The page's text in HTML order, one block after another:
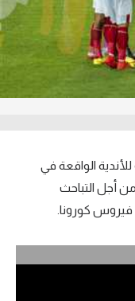
الواقعة في
أجل التباحث
كورونا.